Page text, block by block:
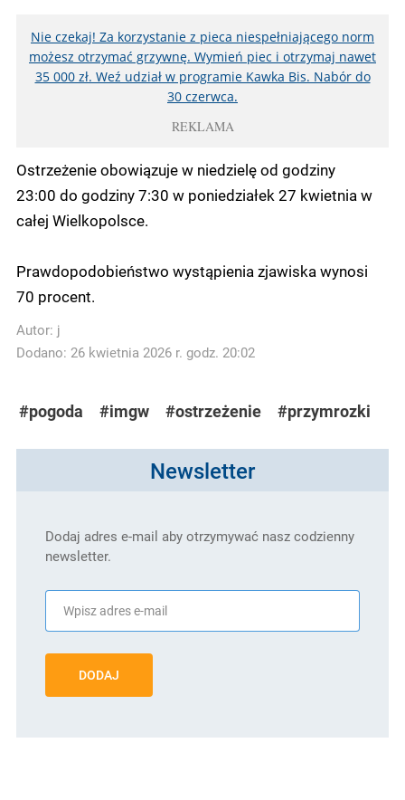
Nie czekaj! Za korzystanie z pieca niespełniającego norm
możesz otrzymać grzywnę. Wymień piec i otrzymaj nawet
35 000 zł. Weź udział w programie Kawka Bis. Nabór do
30 czerwca.
REKLAMA
Ostrzeżenie obowiązuje w niedzielę od godziny
23:00 do godziny 7:30 w poniedziałek 27 kwietnia w
całej Wielkopolsce.
Prawdopodobieństwo wystąpienia zjawiska wynosi
70 procent.
Autor: j
Dodano: 26 kwietnia 2026 r. godz. 20:02
#pogoda #imgw #ostrzeżenie #przymrozki
Newsletter
Dodaj adres e-mail aby otrzymywać nasz codzienny
newsletter.
DODAJ